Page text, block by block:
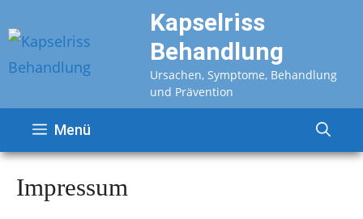
Inhalt
springen
Kapselriss
Behandlung
Ursachen, Symptome, Behandlung
und Prävention
Menü
Impressum